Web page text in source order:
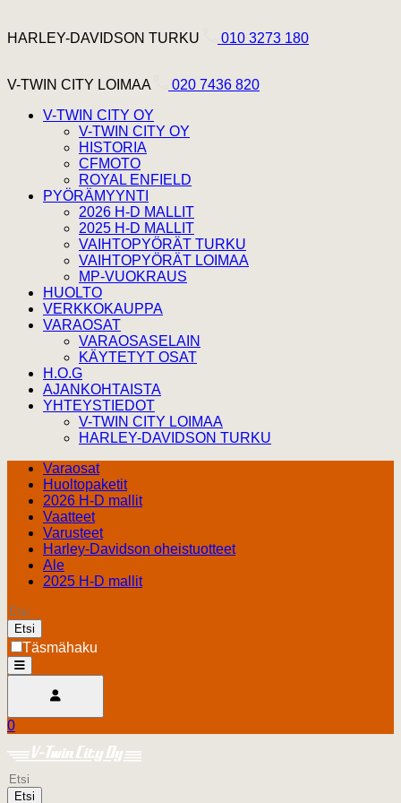
HARLEY-DAVIDSON TURKU
010 3273 180
V-TWIN CITY LOIMAA
020 7436 820
V-TWIN CITY OY
V-TWIN CITY OY
HISTORIA
CFMOTO
ROYAL ENFIELD
PYÖRÄMYYNTI
2026 H-D MALLIT
2025 H-D MALLIT
VAIHTOPYÖRÄT TURKU
VAIHTOPYÖRÄT LOIMAA
MP-VUOKRAUS
HUOLTO
VERKKOKAUPPA
VARAOSAT
VARAOSASELAIN
KÄYTETYT OSAT
H.O.G
AJANKOHTAISTA
YHTEYSTIEDOT
V-TWIN CITY LOIMAA
HARLEY-DAVIDSON TURKU
Varaosat
Huoltopaketit
2026 H-D mallit
Vaatteet
Varusteet
Harley-Davidson oheistuotteet
Ale
2025 H-D mallit
Etsi
Täsmähaku
open
Ostoskori
0.00 €
0
Harley Davidson Turku
Etsi